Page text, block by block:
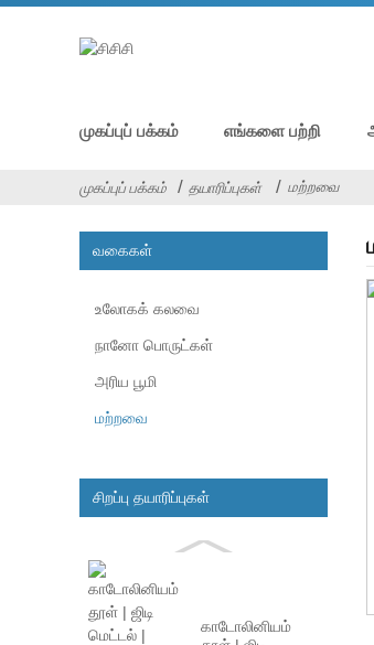
முகப்புப் பக்கம் எங்களை பற்றி
முகப்புப் பக்கம் தயாரிப்புகள் மற்றவை
வகைகள்
உலோகக் கலவை
நானோ பொருட்கள்
அரிய பூமி
மற்றவை
சிறப்பு தயாரிப்புகள்
காடோலினியம்